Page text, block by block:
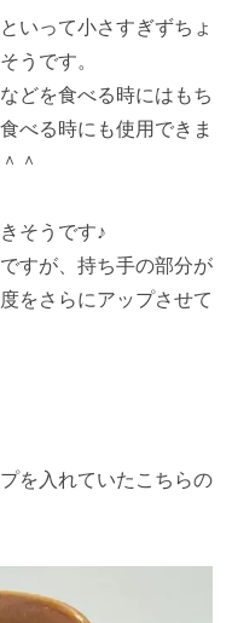
いって小さすぎずちょ
うです。
どを食べる時にはもち
べる時にも使用できま
＾
そうです♪
すが、持ち手の部分が
をさらにアップさせて
を入れていたこちらの